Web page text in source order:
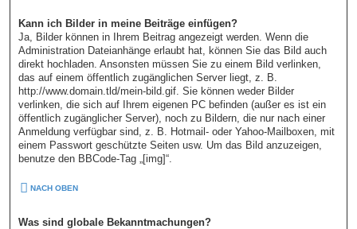
Kann ich Bilder in meine Beiträge einfügen?
Ja, Bilder können in Ihrem Beitrag angezeigt werden. Wenn die
Administration Dateianhänge erlaubt hat, können Sie das Bild auch
direkt hochladen. Ansonsten müssen Sie zu einem Bild verlinken,
das auf einem öffentlich zugänglichen Server liegt, z. B.
http://www.domain.tld/mein-bild.gif. Sie können weder Bilder
verlinken, die sich auf Ihrem eigenen PC befinden (außer es ist ein
öffentlich zugänglicher Server), noch zu Bildern, die nur nach einer
Anmeldung verfügbar sind, z. B. Hotmail- oder Yahoo-Mailboxen, mit
einem Passwort geschützte Seiten usw. Um das Bild anzuzeigen,
benutze den BBCode-Tag „[img]“.
NACH OBEN
Was sind globale Bekanntmachungen?